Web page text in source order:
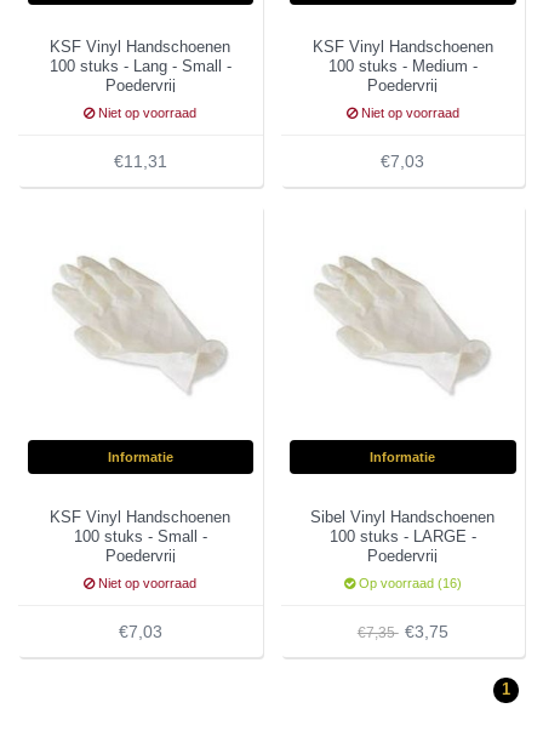
KSF Vinyl Handschoenen
100 stuks - Lang - Small -
Poedervrij
Niet op voorraad
€11,31
KSF Vinyl Handschoenen
100 stuks - Medium -
Poedervrij
Niet op voorraad
€7,03
Informatie
KSF Vinyl Handschoenen
100 stuks - Small -
Poedervrij
Niet op voorraad
€7,03
Informatie
Sibel Vinyl Handschoenen
100 stuks - LARGE -
Poedervrij
Op voorraad (16)
€7,35 €3,75
1